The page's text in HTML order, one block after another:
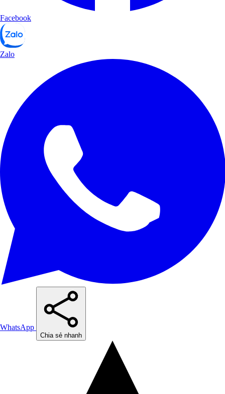
Facebook
Zalo
WhatsApp
Chia sẻ nhanh